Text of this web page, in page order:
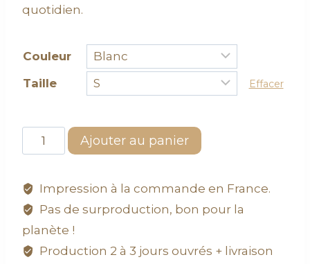
quotidien.
Couleur
Taille
Effacer
Ajouter au panier
Impression à la commande en France.
Pas de surproduction, bon pour la
planète !
Production 2 à 3 jours ouvrés + livraison